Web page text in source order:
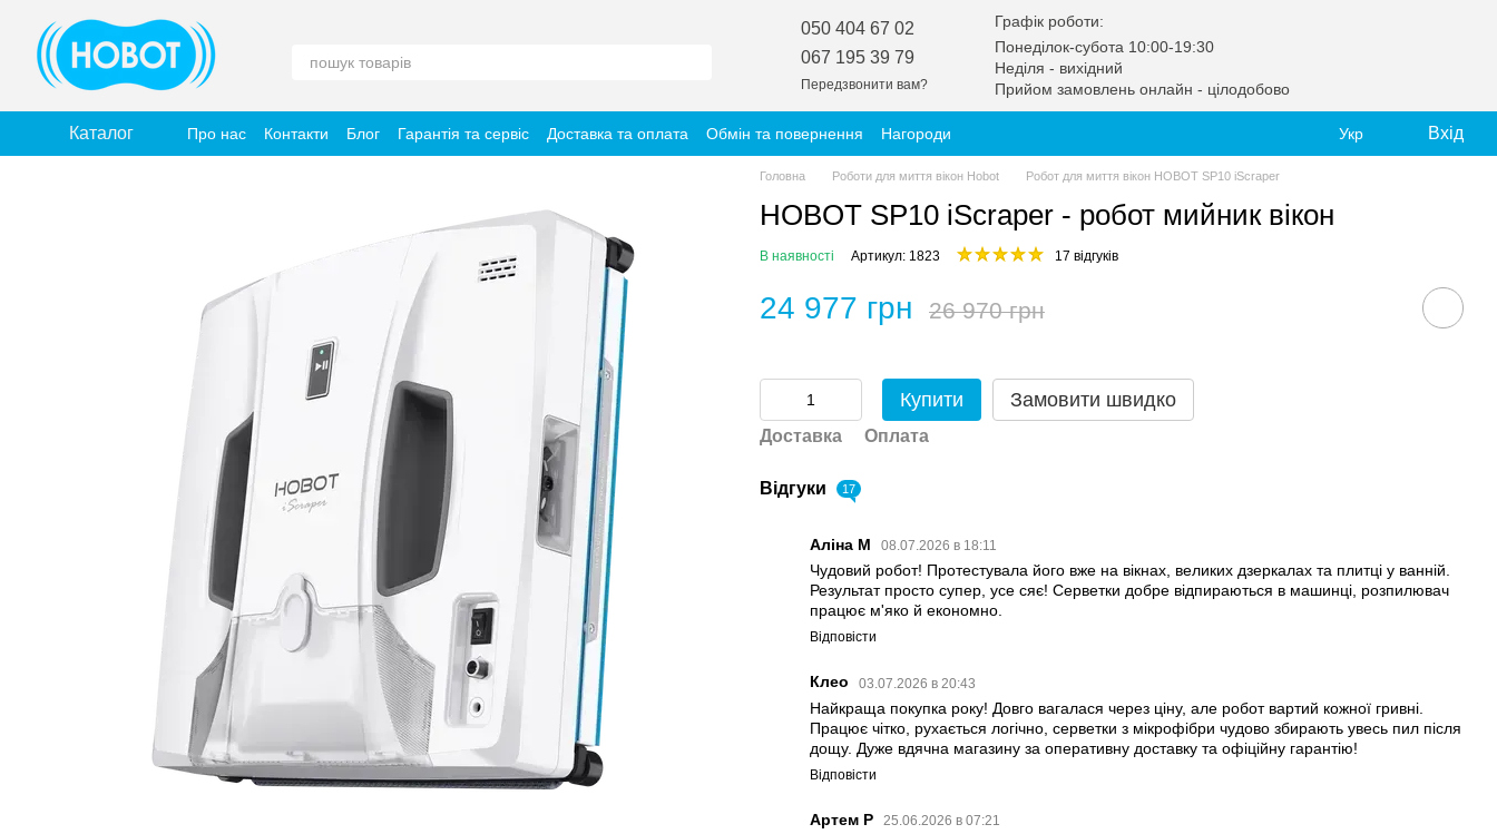
Перейти до основного контенту
050 404 67 02
067 195 39 79
Передзвонити вам?
Графік роботи:
Понеділок-субота 10:00-19:30
Неділя - вихідний
Прийом замовлень онлайн - цілодобово
Каталог Про нас Контакти Блог Гарантія та сервіс Доставка та оплата Обмін та повернення Нагороди Укр Вхід
Головна Роботи для миття вікон Hobot Робот для миття вікон HOBOT SP10 iScraper
HOBOT SP10 iScraper - робот мийник вікон
В наявності Артикул: 1823 17 відгуків
24 977 грн 26 970 грн
Купити Замовити швидко
Доставка Оплата
Відгуки 17
Аліна М 08.07.2026 в 18:11
Чудовий робот! Протестувала його вже на вікнах, великих дзеркалах та плитці у ванній.
Результат просто супер, усе сяє! Серветки добре відпираються в машинці, розпилювач
працює м'яко й економно.
Відповісти
Клео 03.07.2026 в 20:43
Найкраща покупка року! Довго вагалася через ціну, але робот вартий кожної гривні.
Працює чітко, рухається логічно, серветки з мікрофібри чудово збирають увесь пил після
дощу. Дуже вдячна магазину за оперативну доставку та офіційну гарантію!
Відповісти
Артем Р 25.06.2026 в 07:21